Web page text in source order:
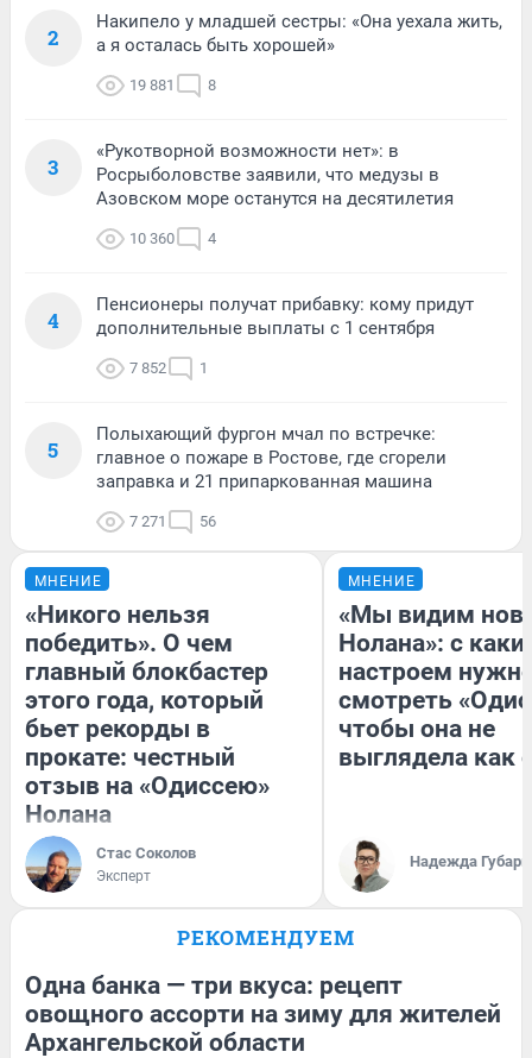
2
Накипело у младшей сестры: «Она уехала жить,
а я осталась быть хорошей»
19 881 8
3
«Рукотворной возможности нет»: в
Росрыболовстве заявили, что медузы в
Азовском море останутся на десятилетия
10 360 4
4
Пенсионеры получат прибавку: кому придут
дополнительные выплаты с 1 сентября
7 852 1
5
Полыхающий фургон мчал по встречке:
главное о пожаре в Ростове, где сгорели
заправка и 21 припаркованная машина
7 271 56
МНЕНИЕ
«Никого нельзя
победить». О чем
главный блокбастер
этого года, который
бьет рекорды в
прокате: честный
отзыв на «Одиссею»
Нолана
Стас Соколов
Эксперт
МНЕНИЕ
«Мы видим
Нолана»: с
настроем
смотреть
чтобы она не
выглядела как
Надежда Губарь
РЕКОМЕНДУЕМ
Одна банка — три вкуса: рецепт
овощного ассорти на зиму для жителей
Архангельской области